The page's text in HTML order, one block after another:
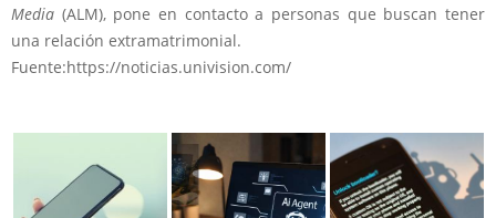
Media (ALM), pone en contacto a personas que buscan tener
una relación extramatrimonial.
Fuente:https://noticias.univision.com/